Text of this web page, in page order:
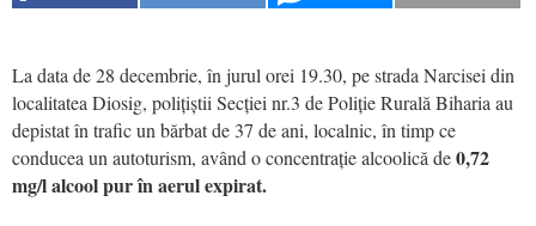
La data de 28 decembrie, în jurul orei 19.30, pe strada Narcisei din
localitatea Diosig, polițiștii Secției nr.3 de Poliție Rurală Biharia au
depistat în trafic un bărbat de 37 de ani, localnic, în timp ce
conducea un autoturism, având o concentrație alcoolică de0,72
mg/l alcool pur în aerul expirat.